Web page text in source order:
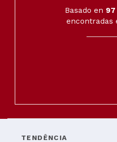
Basado en 97
encontradas
TENDÊNCIA